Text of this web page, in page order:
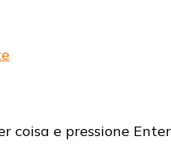
Qualidade
coisa e pressione